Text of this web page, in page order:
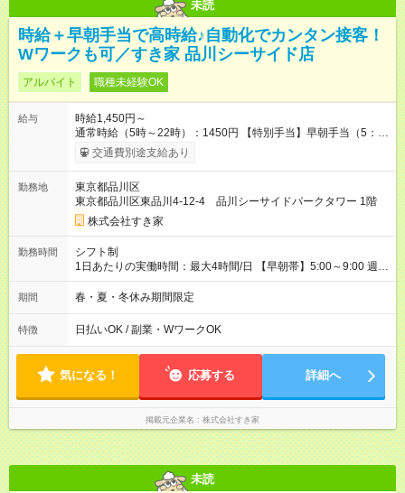
未読
時給＋早朝手当で高時給♪自動化でカンタン接客！
Wワークも可／すき家 品川シーサイド店
アルバイト 職種未経験OK
給与
時給1,450円～
通常時給（5時～22時）：1450円 【特別手当】早朝手当（5：
00-9：00）時給+150円 【試用期間】試用期間あり 試用期間の
長さ：1ヶ月 雇用形態、給与は本採用時と同じです。 試用期間
させていただきます。 研修制度あり：15時間(研修中も同時給）
交通費別途支給あり
勤務地
東京都品川区
東京都品川区東品川4-12-4 品川シーサイドパークタワー 1階
株式会社すき家
勤務時間
シフト制
1日あたりの実働時間：最大4時間/日 【早朝帯】5:00～9:00 週2
日～・1日2h～OK◎ 勤務時間や曜日はご相談ください。
期間 春・夏・冬休み期間限定
特徴 日払いOK / 副業・WワークOK
気になる！ 応募する 詳細へ
掲載元企業名 株式会社すき家
未読